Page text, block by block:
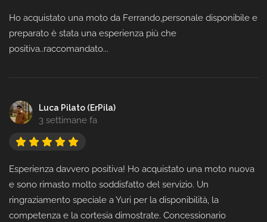
Ho acquistato una moto da Ferrando,personale disponibile e
preparato è stata una esperienza più che
positiva..raccomandato...
Luca Pilato (ErPila)
3 settimane fa
Esperienza davvero positiva! Ho acquistato una moto nuova
e sono rimasto molto soddisfatto del servizio. Un
ringraziamento speciale a Yuri per la disponibilità, la
competenza e la cortesia dimostrate. Concessionario